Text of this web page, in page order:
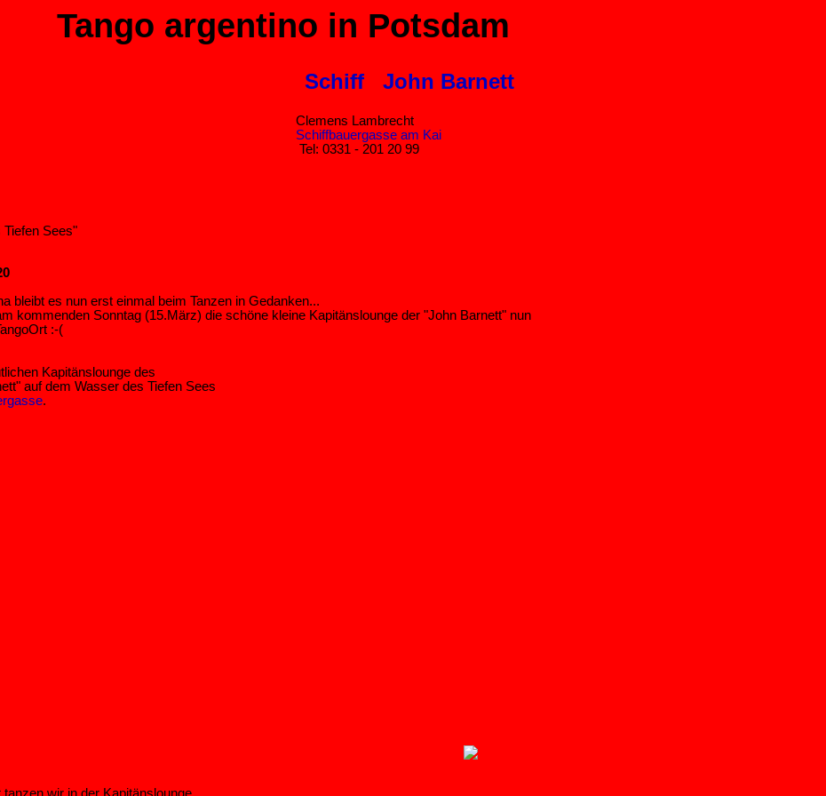
Tango argentino in Potsdam
Schiff John Barnett
Clemens Lambrecht
Schiffbauergasse am Kai
Tel: 0331 - 201 20 99
Sees"
bleibt es nun erst einmal beim Tanzen in Gedanken...
kommenden Sonntag (15.März) die schöne kleine Kapitänslounge der "John Barnett" nun
:-(
Kapitänslounge des
auf dem Wasser des Tiefen Sees
.